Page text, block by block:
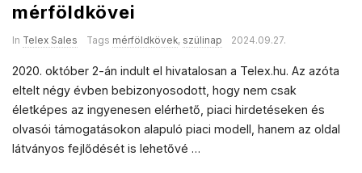
mérföldkövei
In Telex Sales Tags mérföldkövek, szülinap 2024.09.27.
2020. október 2-án indult el hivatalosan a Telex.hu. Az azóta
eltelt négy évben bebizonyosodott, hogy nem csak
életképes az ingyenesen elérhető, piaci hirdetéseken és
olvasói támogatásokon alapuló piaci modell, hanem az oldal
látványos fejlődését is lehetővé …